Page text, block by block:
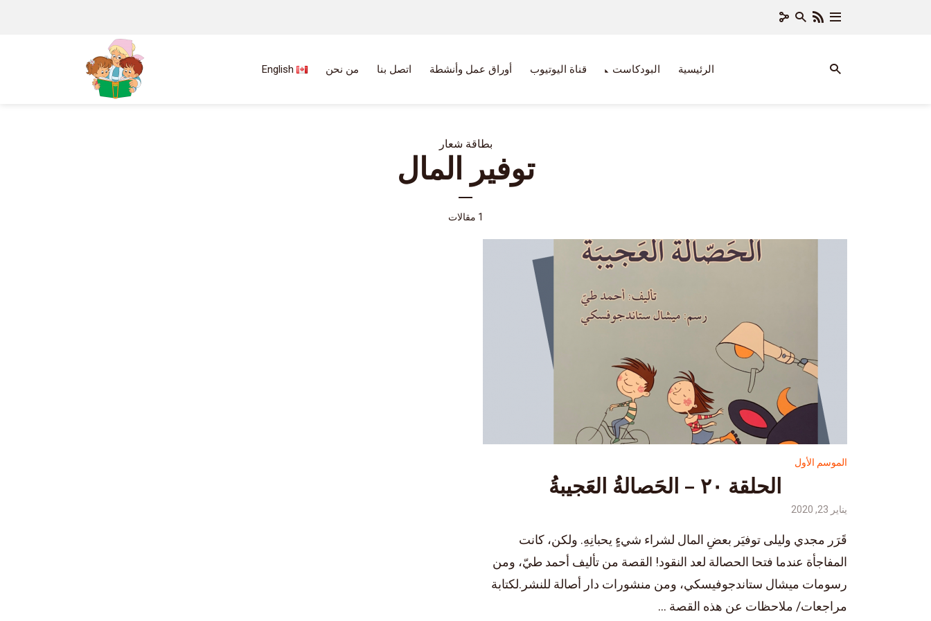
الرئيسية البودكاست قناة اليوتيوب أوراق عمل وأنشطة اتصل بنا من نحن English
بطاقة شعار
توفير المال
1 مقالات
الموسم الأول
الحلقة ٢٠ – الحَصالةُ العَجيبةُ
يناير 23, 2020
قَرَر مجدي وليلى توفيَر بعضِ المال لشراء شيءٍ يحبانِهِ. ولكن، كانت
المفاجأة عندما فتحا الحصالة لعد النقود! القصة من تأليف أحمد طيّ، ومن
رسومات ميشال ستاندجوفيسكي، ومن منشورات دار أصالة للنشر.لكتابة
مراجعات/ ملاحظات عن هذه القصة ...